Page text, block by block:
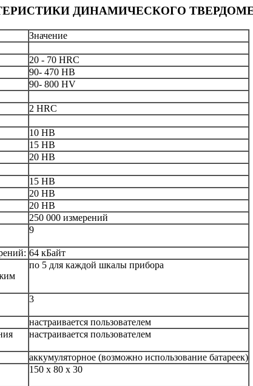
ДИНАМИЧЕСКОГО
Значение
20 - 70 HRC
90- 470 HB
90- 800 HV
2 HRC
10 HB
15 HB
20 HB
15 HB
20 HB
20 HB
250 000 измерений
9
64 кБайт
по 5 для каждой шкалы прибора
3
настраивается пользователем
настраивается пользователем
аккумуляторное (возможно использование батареек)
150 х 80 х 30